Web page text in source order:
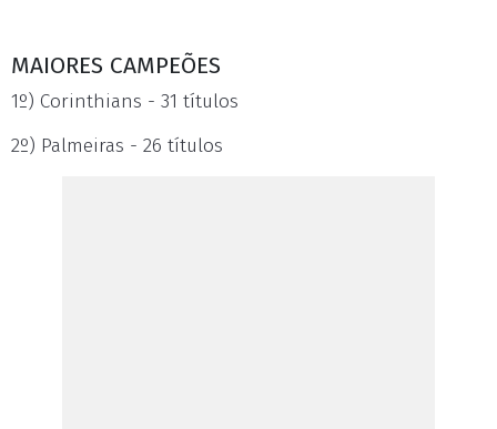
MAIORES CAMPEÕES
1º) Corinthians - 31 títulos
2º) Palmeiras - 26 títulos